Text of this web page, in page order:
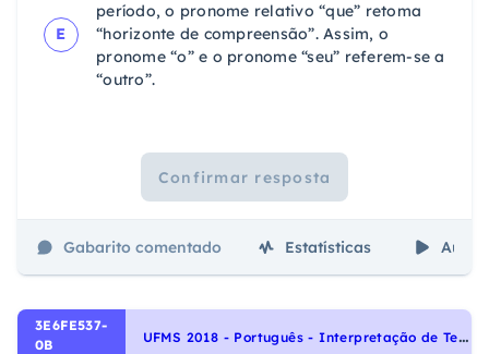
E
período, o pronome relativo “que” retoma
“horizonte de compreensão”. Assim, o
pronome “o” e o pronome “seu” referem-se a
“outro”.
Confirmar resposta
Gabarito comentado Estatísticas Aulas
3E6FE537-
0B
U
FMS 2018 - Português - Interpretação de Textos, Noções Gerais de Compreensão e Interpretação de Texto